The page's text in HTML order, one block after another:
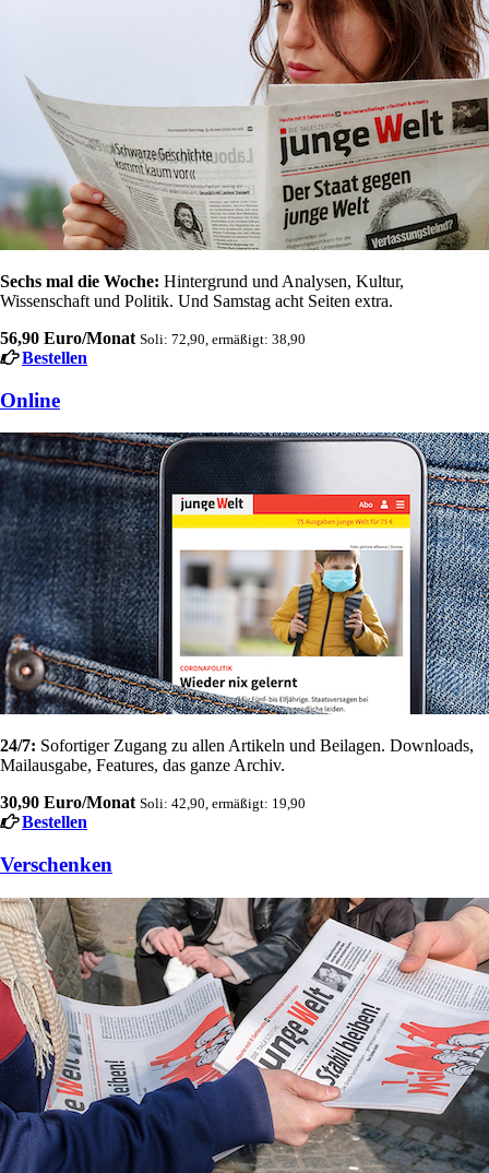
Sechs mal die Woche: Hintergrund und Analysen, Kultur,
Wissenschaft und Politik. Und Samstag acht Seiten extra.
56,90 Euro/Monat Soli: 72,90, ermäßigt: 38,90
Bestellen
Online
24/7: Sofortiger Zugang zu allen Artikeln und Beilagen. Downloads,
Mailausgabe, Features, das ganze Archiv.
30,90 Euro/Monat Soli: 42,90, ermäßigt: 19,90
Bestellen
Verschenken